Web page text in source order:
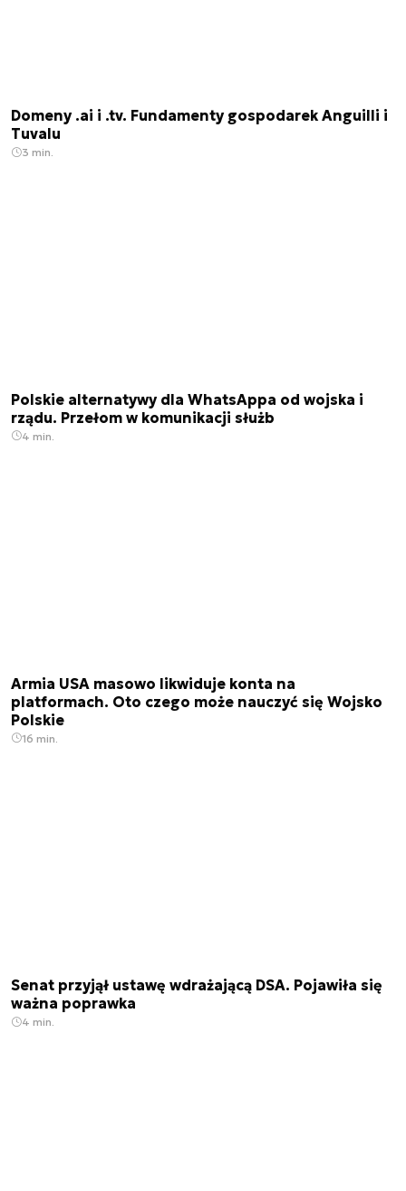
Domeny .ai i .tv. Fundamenty gospodarek Anguilli i
Tuvalu
3 min.
Polskie alternatywy dla WhatsAppa od wojska i
rządu. Przełom w komunikacji służb
4 min.
Armia USA masowo likwiduje konta na
platformach. Oto czego może nauczyć się Wojsko
Polskie
16 min.
Senat przyjął ustawę wdrażającą DSA. Pojawiła się
ważna poprawka
4 min.